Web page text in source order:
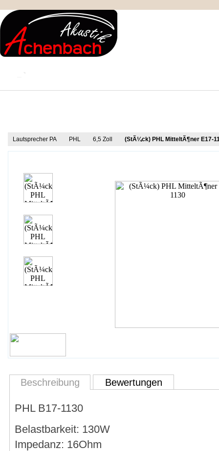
Lautsprecher PA PHL 6,5 Zoll (StÃ¼ck) PHL MitteltÃ¶ner E17-
Beschreibung Bewertungen
PHL B17-1130
Belastbarkeit: 130W
Impedanz: 16Ohm